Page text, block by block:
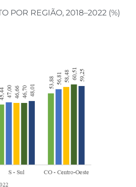
POR REGIÃO, 2018–2022 (%)